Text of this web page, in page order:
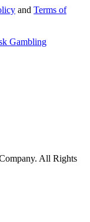
and Terms of
All Rights